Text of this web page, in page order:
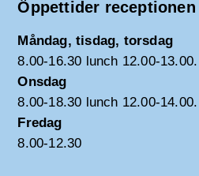
Öppettider receptionen
Måndag, tisdag, torsdag
8.00-16.30 lunch 12.00-13.00.
Onsdag
8.00-18.30 lunch 12.00-14.00.
Fredag
8.00-12.30